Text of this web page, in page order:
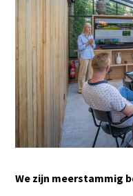
We zijn meerstammig